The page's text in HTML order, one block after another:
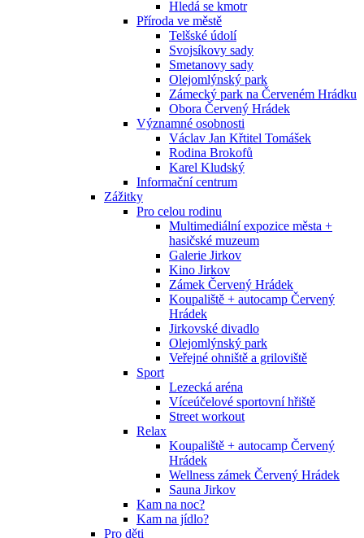
Hledá se kmotr
Příroda ve městě
Telšské údolí
Svojsíkovy sady
Smetanovy sady
Olejomlýnský park
Zámecký park na Červeném Hrádku
Obora Červený Hrádek
Významné osobnosti
Václav Jan Křtitel Tomášek
Rodina Brokofů
Karel Kludský
Informační centrum
Zážitky
Pro celou rodinu
Multimediální expozice města +
hasičské muzeum
Galerie Jirkov
Kino Jirkov
Zámek Červený Hrádek
Koupaliště + autocamp Červený
Hrádek
Jirkovské divadlo
Olejomlýnský park
Veřejné ohniště a griloviště
Sport
Lezecká aréna
Víceúčelové sportovní hřiště
Street workout
Relax
Koupaliště + autocamp Červený
Hrádek
Wellness zámek Červený Hrádek
Sauna Jirkov
Kam na noc?
Kam na jídlo?
Pro děti